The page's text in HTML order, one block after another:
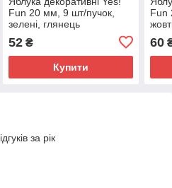
Fun 20 мм, 9 шт/пучок,
зелені, глянець
52₴
Купити
Fun
60
за рік